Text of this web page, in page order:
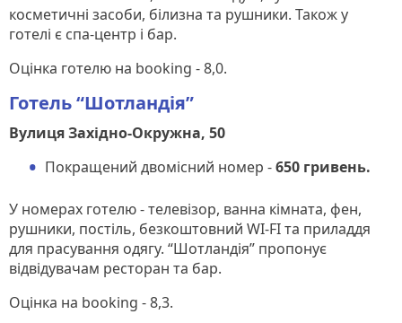
косметичні засоби, білизна та рушники. Також у
готелі є спа-центр і бар.
Оцінка готелю на booking - 8,0.
Готель “Шотландія”
Вулиця Західно-Окружна, 50
Покращений двомісний номер -650 гривень.
У номерах готелю - телевізор, ванна кімната, фен,
рушники, постіль, безкоштовний WI-FI та приладдя
для прасування одягу. “Шотландія” пропонує
відвідувачам ресторан та бар.
Оцінка на booking - 8,3.